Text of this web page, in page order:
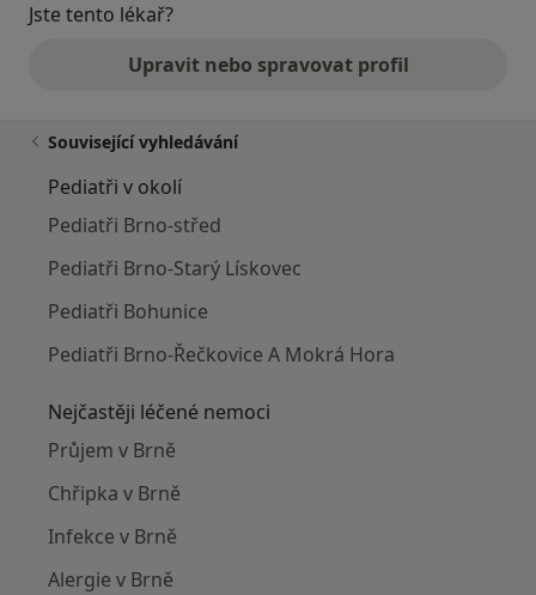
Jste tento lékař?
Upravit nebo spravovat profil
Související vyhledávání
Pediatři v okolí
Pediatři Brno-střed
Pediatři Brno-Starý Lískovec
Pediatři Bohunice
Pediatři Brno-Řečkovice A Mokrá Hora
Nejčastěji léčené nemoci
Průjem v Brně
Chřipka v Brně
Infekce v Brně
Alergie v Brně